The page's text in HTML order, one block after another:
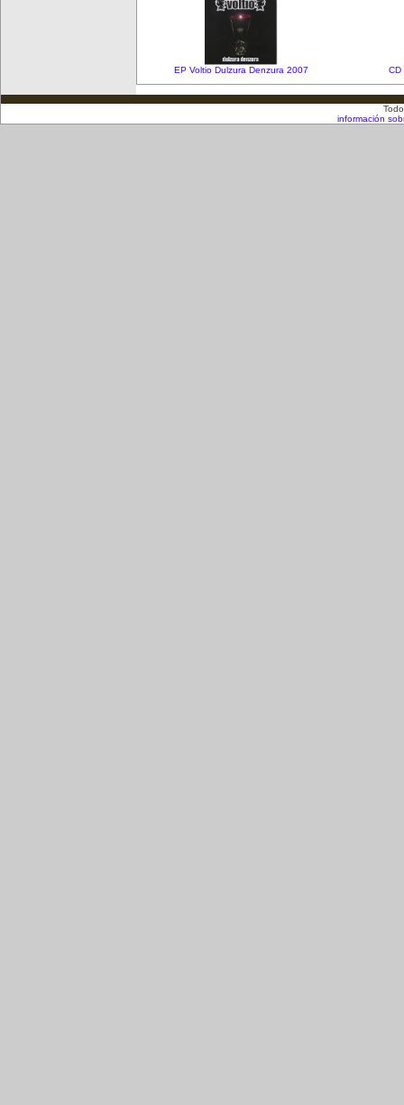
EP Voltio Dulzura Denzura 2007 CD
información